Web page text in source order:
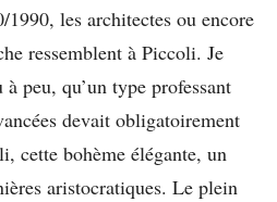
1990, les architectes ou encore
ressemblent à Piccoli. Je
peu, qu’un type professant
devait obligatoirement
cette bohème élégante, un
aristocratiques. Le plein